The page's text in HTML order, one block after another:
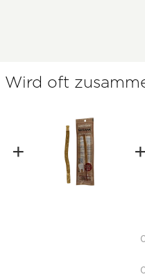
Wird oft